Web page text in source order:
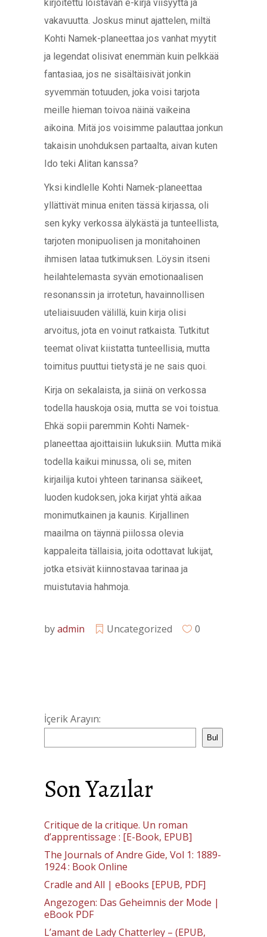
kirjoitettu loistavan e-kirja viisyyttä ja
vakavuutta. Joskus minut ajattelen, miltä
Kohti Namek-planeettaa jos vanhat myytit
ja legendat olisivat enemmän kuin pelkkää
fantasiaa, jos ne sisältäisivät jonkin
syvemmän totuuden, joka voisi tarjota
meille hieman toivoa näinä vaikeina
aikoina. Mitä jos voisimme palauttaa jonkun
takaisin unohduksen partaalta, aivan kuten
Ido teki Alitan kanssa?
Yksi kindlelle Kohti Namek-planeettaa
yllättivät minua eniten tässä kirjassa, oli
sen kyky verkossa älykästä ja tunteellista,
tarjoten monipuolisen ja monitahoinen
ihmisen lataa tutkimuksen. Löysin itseni
heilahtelemasta syvän emotionaalisen
resonanssin ja irrotetun, havainnollisen
uteliaisuuden välillä, kuin kirja olisi
arvoitus, jota en voinut ratkaista. Tutkitut
teemat olivat kiistatta tunteellisia, mutta
toimitus puuttui tietystä je ne sais quoi.
Kirja on sekalaista, ja siinä on verkossa
todella hauskoja osia, mutta se voi toistua.
Ehkä sopii paremmin Kohti Namek-
planeettaa ajoittaisiin lukuksiin. Mutta mikä
todella kaikui minussa, oli se, miten
kirjailija kutoi yhteen tarinansa säikeet,
luoden kudoksen, joka kirjat yhtä aikaa
monimutkainen ja kaunis. Kirjallinen
maailma on täynnä piilossa olevia
kappaleita tällaisia, joita odottavat lukijat,
jotka etsivät kiinnostavaa tarinaa ja
muistutavia hahmoja.
byadmin Uncategorized 0
İçerik Arayın:
Bul
Son Yazılar
Critique de la critique. Un roman
d’apprentissage : [E-Book, EPUB]
The Journals of Andre Gide, Vol 1: 1889-
1924 : Book Online
Cradle and All | eBooks [EPUB, PDF]
Angezogen: Das Geheimnis der Mode |
eBook PDF
L’amant de Lady Chatterley – (EPUB,